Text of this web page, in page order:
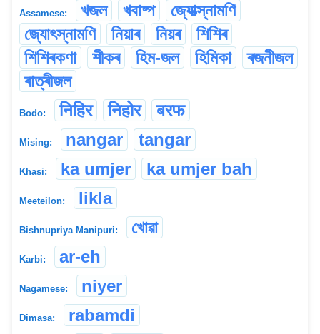
Assamese: খজল খবাষ্প
জ্যোত্স্নামণি
জ্যোৎস্নামণি
নিয়াৰ নিয়ৰ
শিশিৰ
শিশিৰকণা
শীকৰ হিম-জল হিমিকা
ৰজনীজল
ৰাত্ৰীজল
Bodo: निहिर निहोर बरफ
Mising: nangar tangar
Khasi: ka umjer ka umjer bah
Meeteilon: likla
Bishnupriya Manipuri: খোৱা
Karbi: ar-eh
Nagamese: niyer
Dimasa: rabamdi